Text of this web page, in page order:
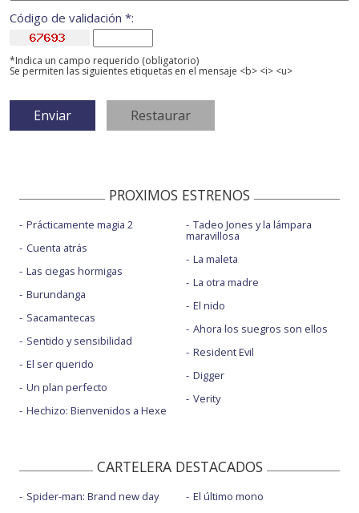
Código de validación *:
*Indica un campo requerido (obligatorio)
Se permiten las siguientes etiquetas en el mensaje <b> <i> <u>
PROXIMOS ESTRENOS
Prácticamente magia 2
Cuenta atrás
Las ciegas hormigas
Burundanga
Sacamantecas
Sentido y sensibilidad
El ser querido
Un plan perfecto
Hechizo: Bienvenidos a Hexe
Tadeo Jones y la lámpara
maravillosa
La maleta
La otra madre
El nido
Ahora los suegros son ellos
Resident Evil
Digger
Verity
CARTELERA DESTACADOS
Spider-man: Brand new day
El último mono